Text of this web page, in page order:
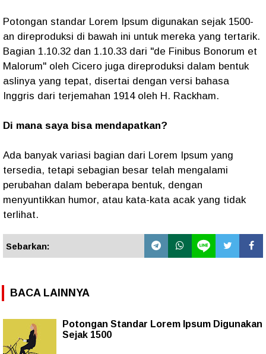
Potongan standar Lorem Ipsum digunakan sejak 1500-
an direproduksi di bawah ini untuk mereka yang tertarik.
Bagian 1.10.32 dan 1.10.33 dari "de Finibus Bonorum et
Malorum" oleh Cicero juga direproduksi dalam bentuk
aslinya yang tepat, disertai dengan versi bahasa
Inggris dari terjemahan 1914 oleh H. Rackham.
Di mana saya bisa mendapatkan?
Ada banyak variasi bagian dari Lorem Ipsum yang
tersedia, tetapi sebagian besar telah mengalami
perubahan dalam beberapa bentuk, dengan
menyuntikkan humor, atau kata-kata acak yang tidak
terlihat.
Sebarkan:
BACA LAINNYA
Potongan Standar Lorem Ipsum Digunakan
Sejak 1500